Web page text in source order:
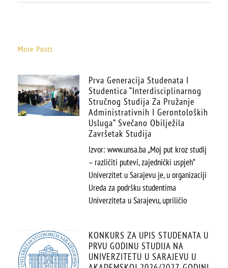
More Posts
Prva Generacija Studenata I
Studentica “Interdisciplinarnog
Stručnog Studija Za Pružanje
Administrativnih I Gerontoloških
Usluga” Svečano Obilježila
Završetak Studija
Izvor: www.unsa.ba „Moj put kroz studij
– različiti putevi, zajednički uspjeh“
Univerzitet u Sarajevu je, u organizaciji
Ureda za podršku studentima
Univerziteta u Sarajevu, upriličio
KONKURS ZA UPIS STUDENATA U
PRVU GODINU STUDIJA NA
UNIVERZITETU U SARAJEVU U